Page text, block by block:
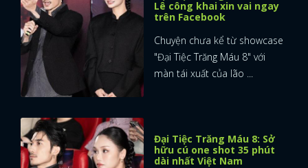
Lê công khai xin vai ngay
trên Facebook
Chuyện chưa kể từ showcase
"Đại Tiệc Trăng Máu 8" với
màn tái xuất của lão ...
Đại Tiệc Trăng Máu 8: Sở
hữu cú one shot 35 phút
dài nhất Việt Nam